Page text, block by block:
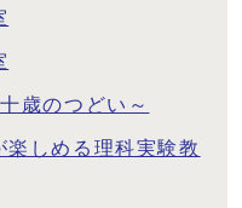
歳のつどい～
しめる理科実験教